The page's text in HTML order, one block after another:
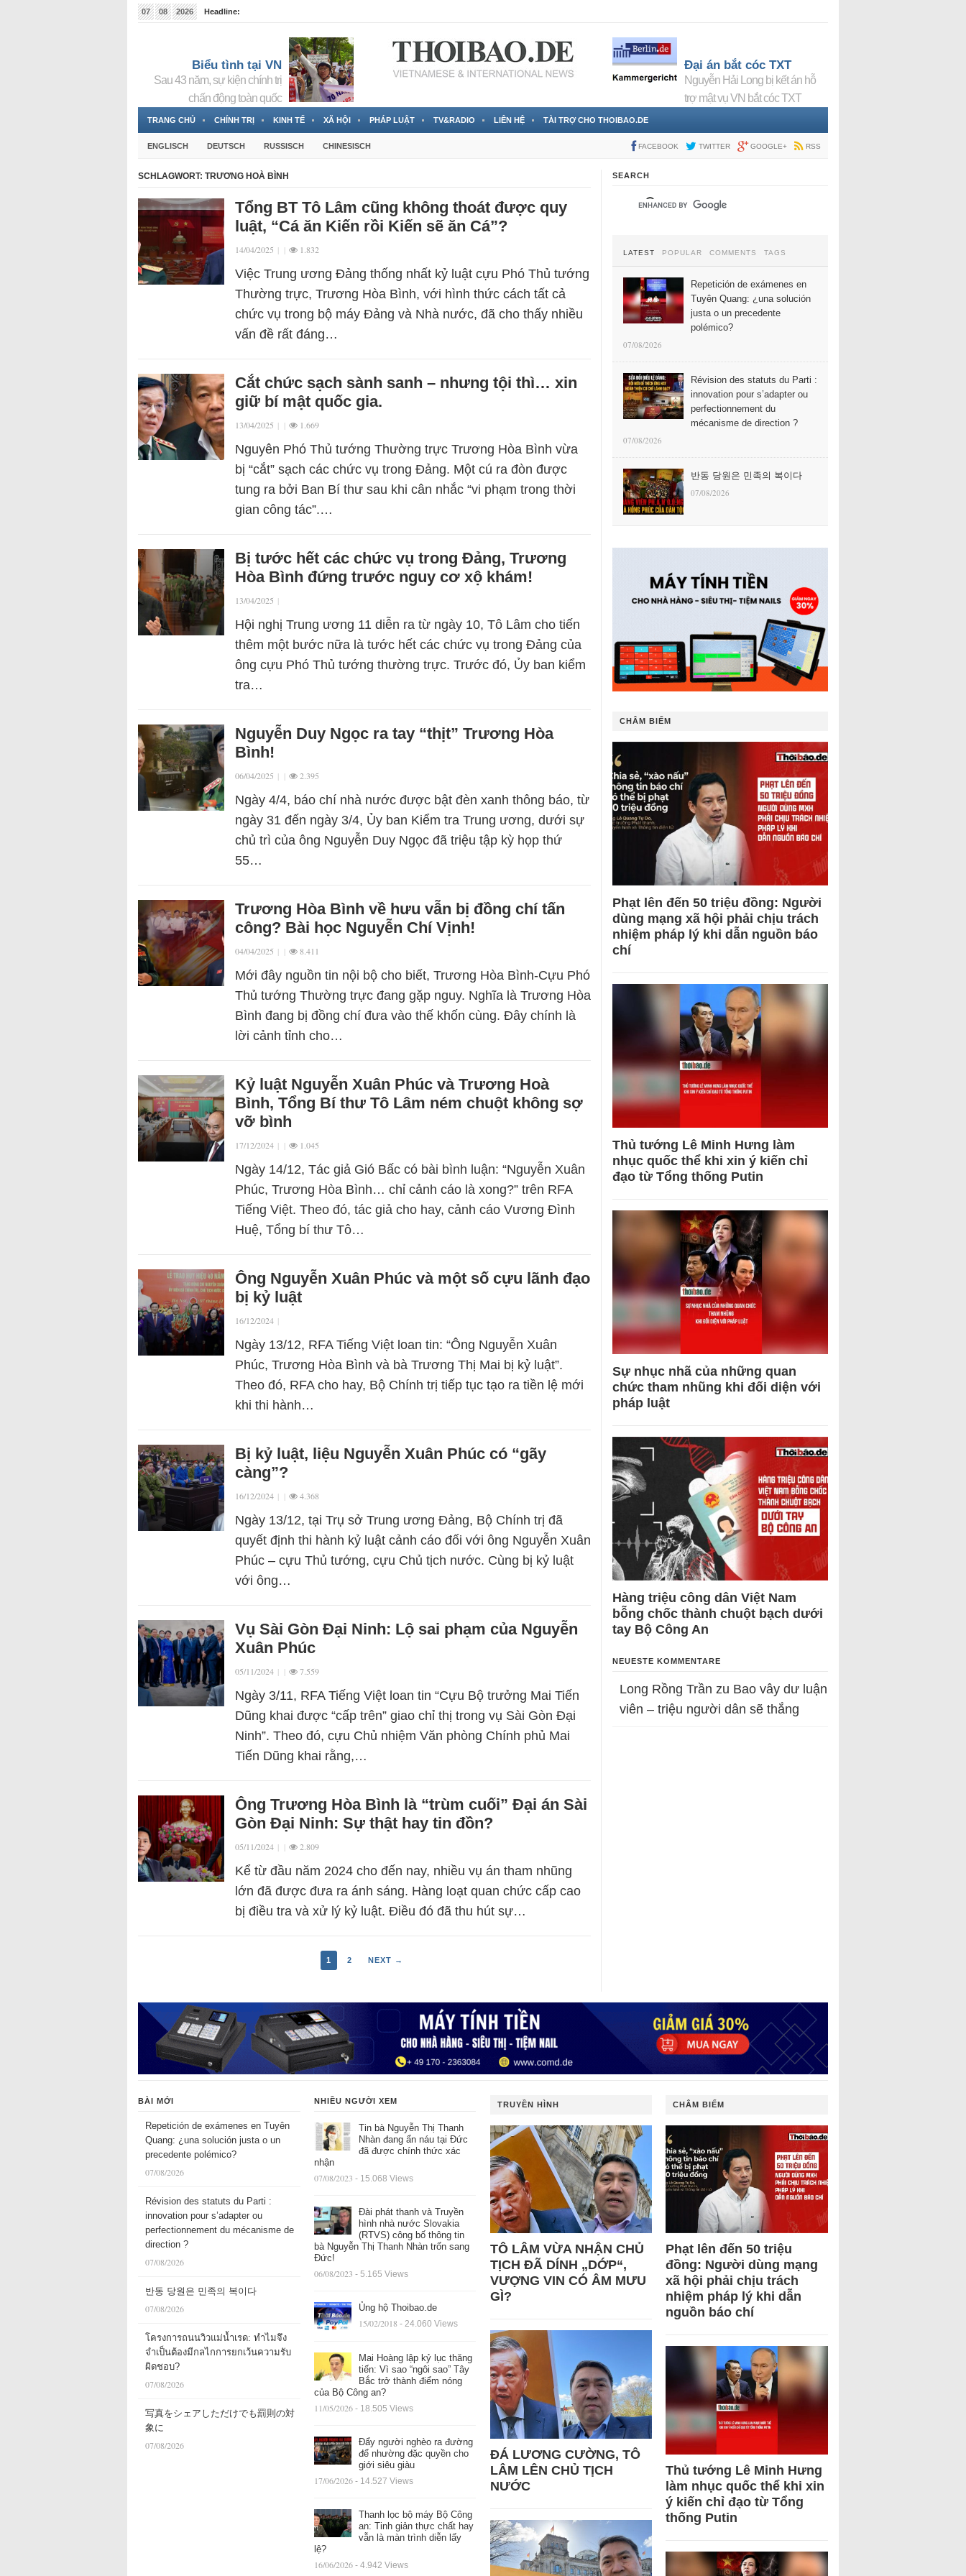
07 08 2026
Headline:
Biểu tình tại VN
Sau 43 năm, sự kiện chính trị
chấn động toàn quốc
Đại án bắt cóc TXT
Nguyễn Hải Long bị kết án hỗ
trợ mật vụ VN bắt cóc TXT
TRANG CHỦ CHÍNH TRỊ KINH TẾ XÃ HỘI PHÁP LUẬT TV&RADIO LIÊN HỆ TÀI TRỢ CHO THOIBAO.DE
ENGLISCH DEUTSCH RUSSISCH CHINESISCH FACEBOOK TWITTER GOOGLE+ RSS
SCHLAGWORT: TRƯƠNG HOÀ BÌNH
Tổng BT Tô Lâm cũng không thoát được quy
luật, “Cá ăn Kiến rồi Kiến sẽ ăn Cá”?
14/04/2025 | | 1.832
Việc Trung ương Đảng thống nhất kỷ luật cựu Phó Thủ tướng
Thường trực, Trương Hòa Bình, với hình thức cách tất cả
chức vụ trong bộ máy Đảng và Nhà nước, đã cho thấy nhiều
vấn đề rất đáng…
Cắt chức sạch sành sanh – nhưng tội thì… xin
giữ bí mật quốc gia.
13/04/2025 | | 1.669
Nguyên Phó Thủ tướng Thường trực Trương Hòa Bình vừa
bị “cắt” sạch các chức vụ trong Đảng. Một cú ra đòn được
tung ra bởi Ban Bí thư sau khi cân nhắc “vi phạm trong thời
gian công tác”.…
Bị tước hết các chức vụ trong Đảng, Trương
Hòa Bình đứng trước nguy cơ xộ khám!
13/04/2025 |
Hội nghị Trung ương 11 diễn ra từ ngày 10, Tô Lâm cho tiến
thêm một bước nữa là tước hết các chức vụ trong Đảng của
ông cựu Phó Thủ tướng thường trực. Trước đó, Ủy ban kiểm
tra…
Nguyễn Duy Ngọc ra tay “thịt” Trương Hòa
Bình!
06/04/2025 | | 2.395
Ngày 4/4, báo chí nhà nước được bật đèn xanh thông báo, từ
ngày 31 đến ngày 3/4, Ủy ban Kiểm tra Trung ương, dưới sự
chủ trì của ông Nguyễn Duy Ngọc đã triệu tập kỳ họp thứ
55…
Trương Hòa Bình về hưu vẫn bị đồng chí tấn
công? Bài học Nguyễn Chí Vịnh!
04/04/2025 | | 8.411
Mới đây nguồn tin nội bộ cho biết, Trương Hòa Bình-Cựu Phó
Thủ tướng Thường trực đang gặp nguy. Nghĩa là Trương Hòa
Bình đang bị đồng chí đưa vào thế khốn cùng. Đây chính là
lời cảnh tỉnh cho…
Kỷ luật Nguyễn Xuân Phúc và Trương Hoà
Bình, Tổng Bí thư Tô Lâm ném chuột không sợ
vỡ bình
17/12/2024 | | 1.045
Ngày 14/12, Tác giả Gió Bấc có bài bình luận: “Nguyễn Xuân
Phúc, Trương Hòa Bình… chỉ cảnh cáo là xong?” trên RFA
Tiếng Việt. Theo đó, tác giả cho hay, cảnh cáo Vương Đình
Huệ, Tổng bí thư Tô…
Ông Nguyễn Xuân Phúc và một số cựu lãnh đạo
bị kỷ luật
16/12/2024 |
Ngày 13/12, RFA Tiếng Việt loan tin: “Ông Nguyễn Xuân
Phúc, Trương Hòa Bình và bà Trương Thị Mai bị kỷ luật”.
Theo đó, RFA cho hay, Bộ Chính trị tiếp tục tạo ra tiền lệ mới
khi thi hành…
Bị kỷ luật, liệu Nguyễn Xuân Phúc có “gãy
càng”?
16/12/2024 | | 4.368
Ngày 13/12, tại Trụ sở Trung ương Đảng, Bộ Chính trị đã
quyết định thi hành kỷ luật cảnh cáo đối với ông Nguyễn Xuân
Phúc – cựu Thủ tướng, cựu Chủ tịch nước. Cùng bị kỷ luật
với ông…
Vụ Sài Gòn Đại Ninh: Lộ sai phạm của Nguyễn
Xuân Phúc
05/11/2024 | | 7.559
Ngày 3/11, RFA Tiếng Việt loan tin “Cựu Bộ trưởng Mai Tiến
Dũng khai được “cấp trên” giao chỉ thị trong vụ Sài Gòn Đại
Ninh”. Theo đó, cựu Chủ nhiệm Văn phòng Chính phủ Mai
Tiến Dũng khai rằng,…
Ông Trương Hòa Bình là “trùm cuối” Đại án Sài
Gòn Đại Ninh: Sự thật hay tin đồn?
05/11/2024 | | 2.809
Kể từ đầu năm 2024 cho đến nay, nhiều vụ án tham nhũng
lớn đã được đưa ra ánh sáng. Hàng loạt quan chức cấp cao
bị điều tra và xử lý kỷ luật. Điều đó đã thu hút sự…
1 2 NEXT →
SEARCH
LATEST POPULAR COMMENTS TAGS
Repetición de exámenes en
Tuyên Quang: ¿una solución
justa o un precedente
polémico?
07/08/2026
Révision des statuts du Parti :
innovation pour s’adapter ou
perfectionnement du
mécanisme de direction ?
07/08/2026
반동 당원은 민족의 복이다
07/08/2026
CHÂM BIẾM
Phạt lên đến 50 triệu đồng: Người
dùng mạng xã hội phải chịu trách
nhiệm pháp lý khi dẫn nguồn báo
chí
Thủ tướng Lê Minh Hưng làm
nhục quốc thể khi xin ý kiến chỉ
đạo từ Tổng thống Putin
Sự nhục nhã của những quan
chức tham nhũng khi đối diện với
pháp luật
Hàng triệu công dân Việt Nam
bỗng chốc thành chuột bạch dưới
tay Bộ Công An
NEUESTE KOMMENTARE
Long Rồng Trần zu Bao vây dư luận
viên – triệu người dân sẽ thắng
BÀI MỚI
Repetición de exámenes en Tuyên
Quang: ¿una solución justa o un
precedente polémico?
07/08/2026
Révision des statuts du Parti :
innovation pour s’adapter ou
perfectionnement du mécanisme de
direction ?
07/08/2026
반동 당원은 민족의 복이다
07/08/2026
โครงการถนนวิวแม่น้ำเรด: ทำไมจึง
จำเป็นต้องมีกลไกการยกเว้นความรับ
ผิดชอบ?
07/08/2026
写真をシェアしただけでも罰則の対
象に
07/08/2026
NHIỀU NGƯỜI XEM
Tin bà Nguyễn Thị Thanh
Nhàn đang ẩn náu tại Đức
đã được chính thức xác
nhận
07/08/2023 - 15.068 Views
Đài phát thanh và Truyền
hình nhà nước Slovakia
(RTVS) công bố thông tin
bà Nguyễn Thị Thanh Nhàn trốn sang
Đức!
06/08/2023 - 5.165 Views
Ủng hộ Thoibao.de
15/02/2018 - 24.060 Views
Mai Hoàng lập kỷ lục thăng
tiến: Vì sao “ngôi sao” Tây
Bắc trở thành điểm nóng
của Bộ Công an?
11/05/2026 - 18.505 Views
Đẩy người nghèo ra đường
để nhường đặc quyền cho
giới siêu giàu
17/06/2026 - 14.527 Views
Thanh lọc bộ máy Bộ Công
an: Tinh giản thực chất hay
vẫn là màn trình diễn lấy
lệ?
16/06/2026 - 4.942 Views
TRUYỀN HÌNH
TÔ LÂM VỪA NHẬN CHỦ
TỊCH ĐÃ DÍNH „DỚP“,
VƯỢNG VIN CÓ ÂM MƯU
GÌ?
ĐÁ LƯƠNG CƯỜNG, TÔ
LÂM LÊN CHỦ TỊCH
NƯỚC
CHÂM BIẾM
Phạt lên đến 50 triệu
đồng: Người dùng mạng
xã hội phải chịu trách
nhiệm pháp lý khi dẫn
nguồn báo chí
Thủ tướng Lê Minh Hưng
làm nhục quốc thể khi xin
ý kiến chỉ đạo từ Tổng
thống Putin